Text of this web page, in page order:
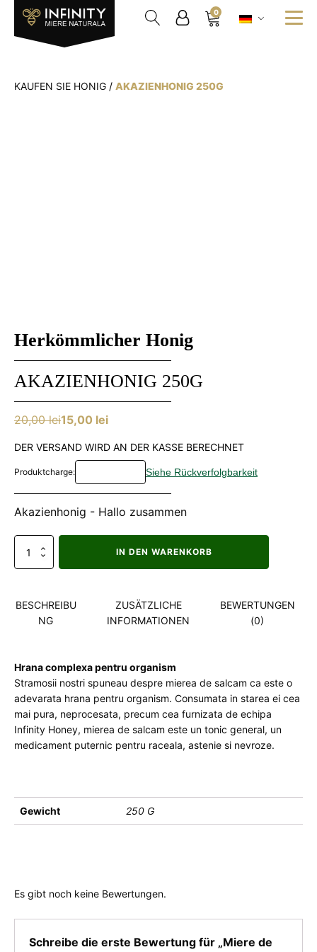
0
KAUFEN SIE HONIG / AKAZIENHONIG 250G
Herkömmlicher Honig
AKAZIENHONIG 250G
20,00lei
Ursprünglicher
Preis
20,00 lei
15,00 lei
Aktueller
Preis
15,00 lei.
DER VERSAND WIRD AN DER KASSE BERECHNET
Produktcharge:
Akazienhonig - Hallo zusammen
Miere
Menge
IN DEN WARENKORB
BESCHREIBU
NG
ZUSÄTZLICHE
INFORMATIONEN
BEWERTUNGEN
(0)
Hrana complexa pentru organism
Stramosii nostri spuneau despre mierea de salcam ca este o
adevarata hrana pentru organism. Consumata in starea ei cea
mai pura, neprocesata, precum cea furnizata de echipa
Infinity Honey, mierea de salcam este un tonic general, un
medicament puternic pentru raceala, astenie si nevroze.
Gewicht 250 G
Es gibt noch keine Bewertungen.
Schreibe die erste Bewertung für „Miere de